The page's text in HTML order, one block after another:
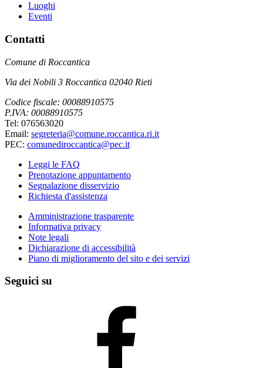
Luoghi
Eventi
Contatti
Comune di Roccantica
Via dei Nobili 3 Roccantica 02040 Rieti
Codice fiscale: 00088910575
P.IVA: 00088910575
Tel: 076563020
Email: segreteria@comune.roccantica.ri.it
PEC: comunediroccantica@pec.it
Leggi le FAQ
Prenotazione appuntamento
Segnalazione disservizio
Richiesta d'assistenza
Amministrazione trasparente
Informativa privacy
Note legali
Dichiarazione di accessibilità
Piano di miglioramento del sito e dei servizi
Seguici su